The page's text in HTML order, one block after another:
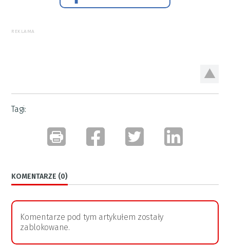
REKLAMA
Tagi:
KOMENTARZE (0)
Komentarze pod tym artykułem zostały
zablokowane.